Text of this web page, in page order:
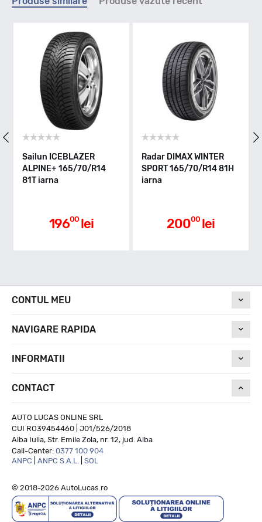
T - max 190km/h
Indice greutate
D
Aderenta pe carosabil ud
Nivel de zgomot
71
Sailun ICEBLAZER
ALPINE+ 165/70/R14
81T iarna
19600 lei
Radar DIMAX WINTER
SPORT 165/70/R14 81H
iarna
20000 lei
CONTUL MEU
NAVIGARE RAPIDA
INFORMATII
CONTACT
AUTO LUCAS ONLINE SRL
CUI RO39454460 | J01/526/2018
Alba Iulia, Str. Emile Zola, nr. 12, jud. Alba
Call-Center: 0377 100 904
ANPC
ANPC S.A.L. SOL
© 2018-2026 AutoLucas.ro